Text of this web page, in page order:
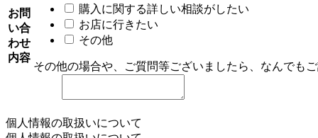
お問
い合
わせ
内容
購入に関する詳しい相談がしたい
お店に行きたい
その他
その他の場合や、ご質問等ございましたら、なんでも
個人情報の取扱いについて